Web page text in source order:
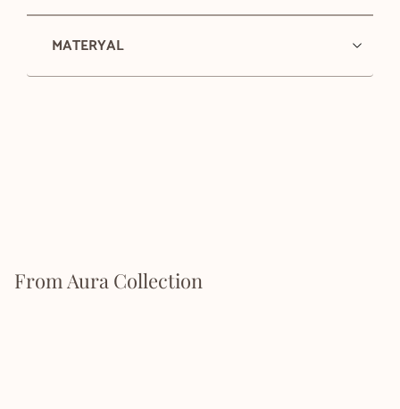
MATERYAL
From Aura Collection